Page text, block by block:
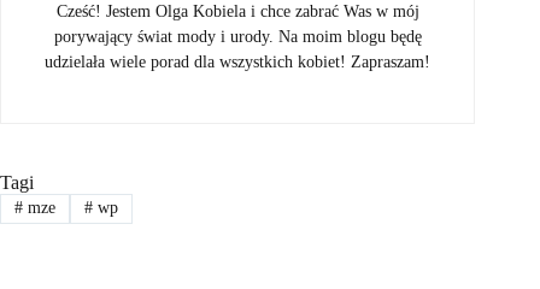
Cześć! Jestem Olga Kobiela i chce zabrać Was w mój
porywający świat mody i urody. Na moim blogu będę
udzielała wiele porad dla wszystkich kobiet! Zapraszam!
Tagi
#mze #wp